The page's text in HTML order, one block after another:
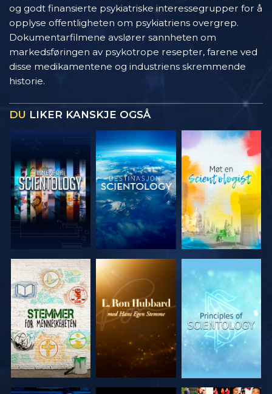
og godt finansierte psykiatriske interessegrupper for å
opplyse offentligheten om psykiatriens overgrep.
Dokumentarfilmene avslører sannheten om
markedsføringen av psykotrope resepter, farene ved
disse medikamentene og industriens skremmende
historie.
DU LIKER KANSKJE OGSÅ
UTFORSK
SERIEN
UTFORSK
SERIEN
UTFORSK
SERIEN